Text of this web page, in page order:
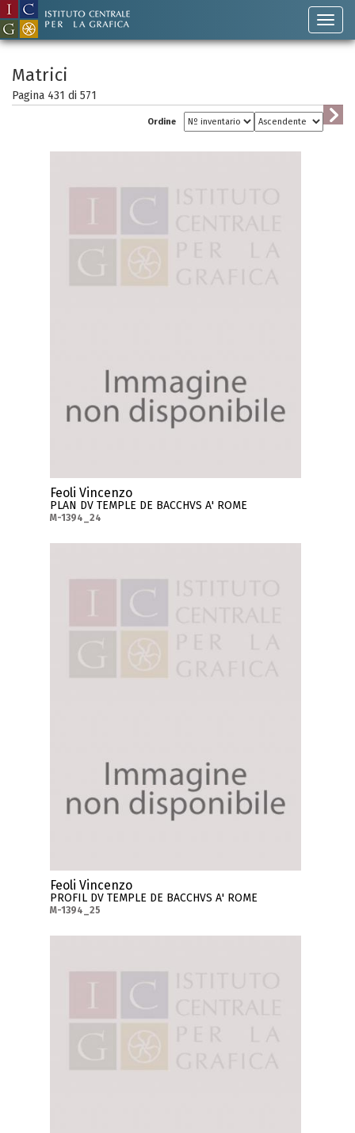
Matrici
Pagina 431 di 571
Ordine
Feoli Vincenzo
PLAN DV TEMPLE DE BACCHVS A' ROME
M-1394_24
Feoli Vincenzo
PROFIL DV TEMPLE DE BACCHVS A' ROME
M-1394_25